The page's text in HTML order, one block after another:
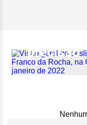
precisão